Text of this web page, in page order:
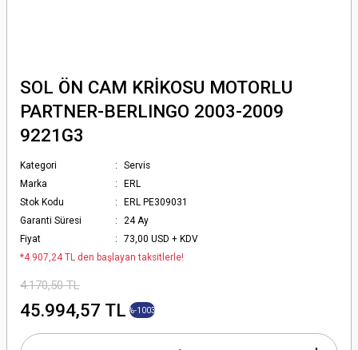
SOL ÖN CAM KRİKOSU MOTORLU
PARTNER-BERLINGO 2003-2009
9221G3
Kategori
Servis
Marka
ERL
Stok Kodu
ERL PE309031
Garanti Süresi
24 Ay
Fiyat
73,00 USD + KDV
*4.907,24 TL den başlayan taksitlerle!
4.170,50 TL
45.994,57 TL %-1003